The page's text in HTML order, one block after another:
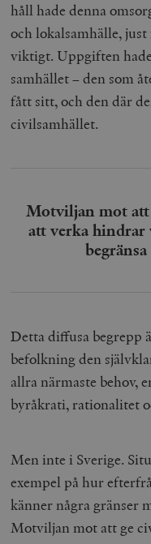
håll hade denna
och lokalsamhälle,
viktigt. Uppgiften
samhället – den som
fått sitt, och den där
civilsamhället.
Motviljan mot
att verka
Detta diffusa begrepp
befolkning den
allra närmaste behov,
byråkrati, rationalitet
Men inte i Sverige.
exempel på hur
känner några gränser
Motviljan mot att ge